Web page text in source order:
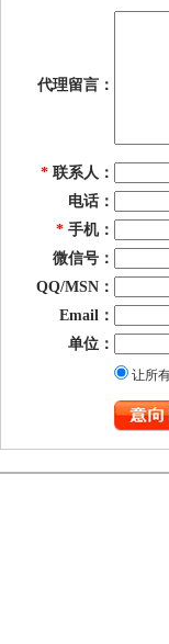
代理留言：
* 联系人：
电话：
* 手机：
微信号：
QQ/MSN：
Email：
单位：
让所